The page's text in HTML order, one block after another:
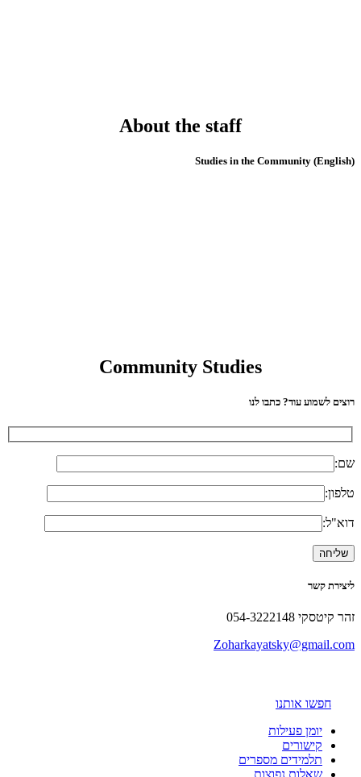
About the staff
(English) Studies in the Community
Community Studies
רוצים לשמוע עוד? כתבו לנו
שם:
טלפון:
דוא"ל:
ליצירת קשר
זהר קיטסקי 054-3222148
Zoharkayatsky@gmail.com
חפשו אותנו
יומן פעילות
קישורים
תלמידים מספרים